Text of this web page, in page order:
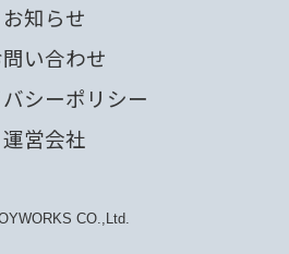
お知らせ
問い合わせ
シーポリシー
運営会社
CO.,Ltd.